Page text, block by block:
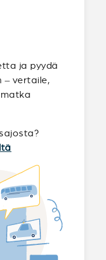
ja pyydä
– vertaile,